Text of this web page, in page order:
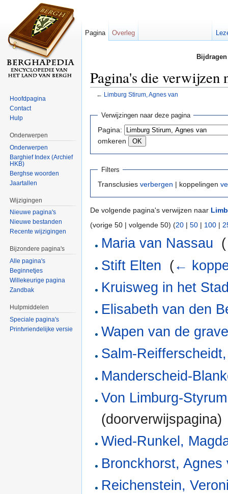
Pagina's die
← Limburg Stirum, Agnes van
Verwijzingen naar deze pagina
Pagina:
omkeren
Filters
Transclusies verbergen | koppelingen
De volgende pagina's verwijzen naar
(vorige 50 | volgende 50) (20 | 50 | 100 |
Maria van Nassau (
Stift Elten (←
Kruisweg in het
Elisabeth van den
Wapen van de
Salm-
Manderscheid-
Von Limburg-
Wied-Runkel,
Bronckhorst, Agnes
Reichenstein,
Pagina Overleg
Hoofdpagina
Contact
Hulp
Onderwerpen
Onderwerpen
Barghief Index (Archief
HKB)
Berghse woorden
Jaartallen
Wijzigingen
Nieuwe pagina's
Nieuwe bestanden
Recente wijzigingen
Bijzondere pagina's
Alle pagina's
Beginnetjes
Willekeurige pagina
Zandbak
Hulpmiddelen
Speciale pagina's
Printvriendelijke versie